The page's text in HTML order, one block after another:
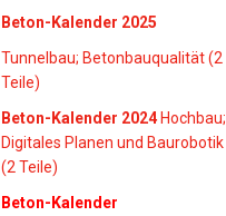
Beton-Kalender 2025
Tunnelbau; Betonbauqualität (2
Teile)
Beton-Kalender 2024 Hochbau;
Digitales Planen und Baurobotik
(2 Teile)
Beton-Kalender